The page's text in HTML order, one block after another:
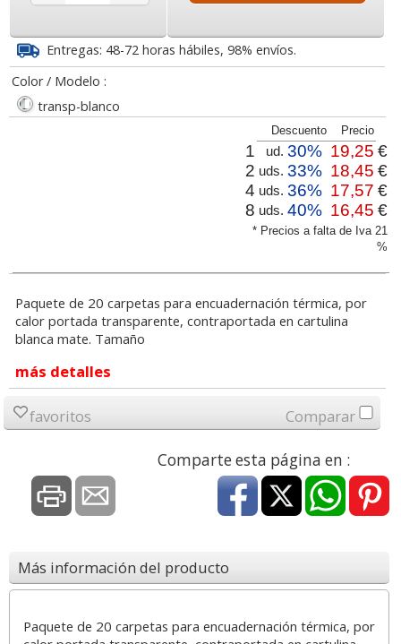
Entregas: 48-72 horas hábiles, 98% envíos.
Color / Modelo :
transp-blanco
* Precios a falta de Iva 21
%
Descuento Precio
1 ud. 30% 19,25 €
2 uds. 33% 18,45 €
4 uds. 36% 17,57 €
8 uds. 40% 16,45 €
Paquete de 20 carpetas para encuadernación térmica, por
calor portada transparente, contraportada en cartulina
blanca mate. Tamaño
más detalles
favoritos Comparar
Comparte esta página en :
Más información del producto
Paquete de 20 carpetas para encuadernación térmica, por